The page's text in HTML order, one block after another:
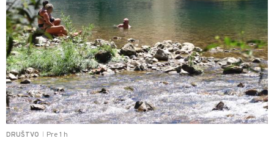
DRUŠTVO Pre 1 h